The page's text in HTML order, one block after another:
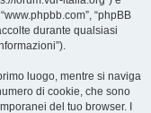
“phpBB
durante qualsiasi
luogo, mentre si naviga
di cookie, che sono
del tuo browser. I